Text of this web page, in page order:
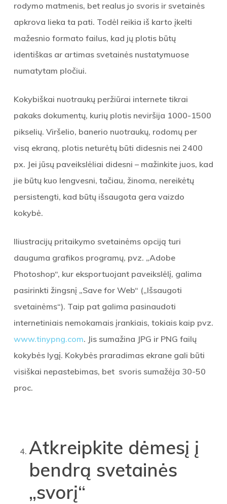
rodymo matmenis, bet realus jo svoris ir svetainės
apkrova lieka ta pati. Todėl reikia iš karto įkelti
mažesnio formato failus, kad jų plotis būtų
identiškas ar artimas svetainės nustatymuose
numatytam pločiui.
Kokybiškai nuotraukų peržiūrai internete tikrai
pakaks dokumentų, kurių plotis neviršija 1000-1500
pikselių. Viršelio, banerio nuotraukų, rodomų per
visą ekraną, plotis neturėtų būti didesnis nei 2400
px. Jei jūsų paveikslėliai didesni – mažinkite juos, kad
jie būtų kuo lengvesni, tačiau, žinoma, nereikėtų
persistengti, kad būtų išsaugota gera vaizdo
kokybė.
Iliustracijų pritaikymo svetainėms opciją turi
dauguma grafikos programų, pvz. „Adobe
Photoshop“, kur eksportuojant paveikslėlį, galima
pasirinkti žingsnį „Save for Web“ („Išsaugoti
svetainėms“). Taip pat galima pasinaudoti
internetiniais nemokamais įrankiais, tokiais kaip pvz.
www.tinypng.com. Jis sumažina JPG ir PNG failų
kokybės lygį. Kokybės praradimas ekrane gali būti
visiškai nepastebimas, bet svoris sumažėja 30-50
proc.
Atkreipkite dėmesį į
bendrą svetainės
„svorį“